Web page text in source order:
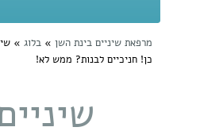
מרפאת שיניים בינת השן » בלוג »
כן! חניכיים לבנות? ממש לא!